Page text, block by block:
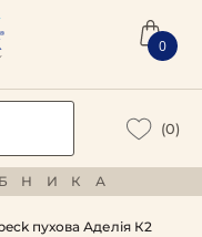
0
(0)
пухова Аделія К2